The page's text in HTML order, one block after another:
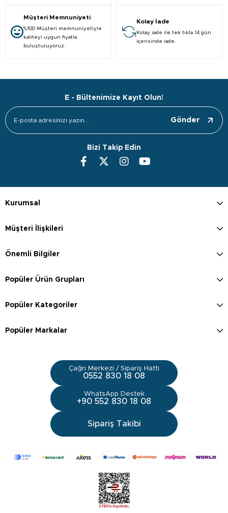
Müşteri Memnuniyeti
%100 Müşteri memnuniyetiyle
kaliteyi uygun fiyatla
buluşturuyoruz.
Kolay İade
Kolay iade ile tek tıkla 14 gün
içerisinde iade.
E - Bültenimize Kayıt Olun!
Gönder
Bizi Takip Edin
Kurumsal
Müşteri İlişkileri
Önemli Bilgiler
Popüler Ürün Grupları
Popüler Kategoriler
Popüler Markalar
Çağrı Merkezi / Sipariş Hattı
0552 830 18 08
WhatsApp Destek
+90 552 830 18 08
Sipariş Takibi